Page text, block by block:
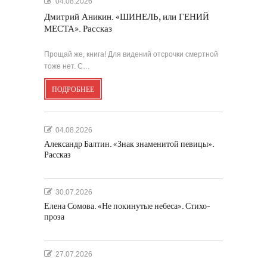
Дмитрий Аникин. «ШИНЕЛЬ, или ГЕНИЙ
МЕСТА». Рассказ
Прощай же, книга! Для видений отсрочки смертной
тоже нет. С…
ПОДРОБНЕЕ
04.08.2026
Александр Балтин. «Знак знаменитой певицы».
Рассказ
30.07.2026
Елена Сомова. «Не покинутые небеса». Стихо-
проза
27.07.2026